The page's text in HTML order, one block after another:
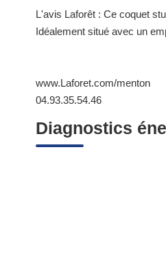
L'avis Laforêt : Ce coquet
Idéalement situé avec un
www.Laforet.com/menton
04.93.35.54.46
Diagnostics